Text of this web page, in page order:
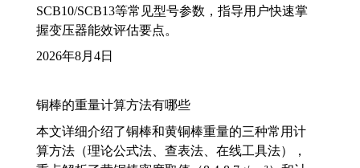
SCB10/SCB13等常见型号参数，指导用户快速掌
握变压器能效评估要点。
2026年8月4日
铜棒的重量计算方法有哪些
本文详细介绍了铜棒和黄铜棒重量的三种常用计
算方法（理论公式法、查表法、在线工具法），